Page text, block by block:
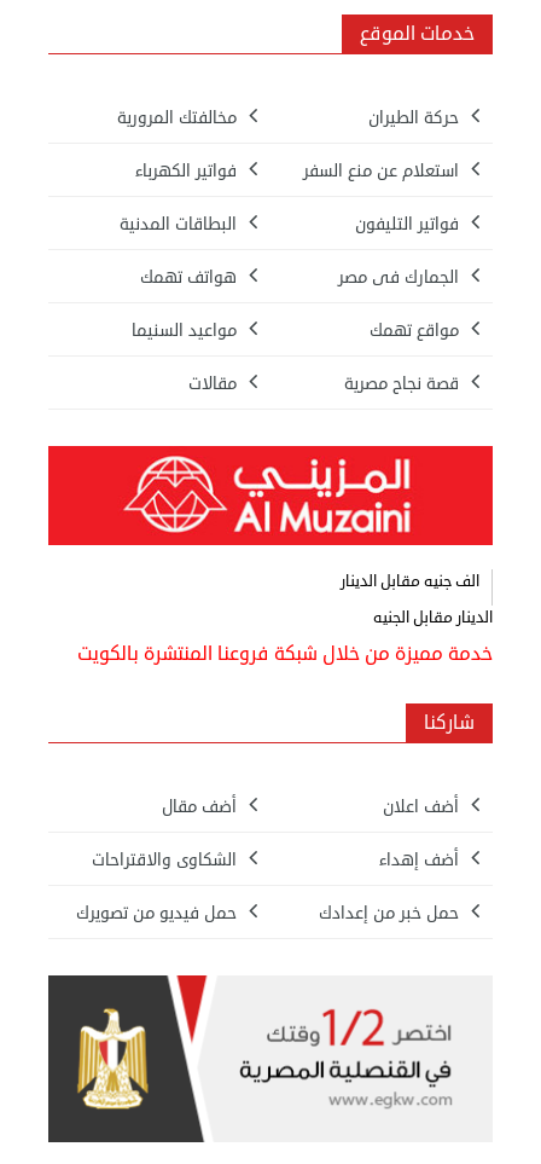
خدمات الموقع
حركة الطيران مخالفتك المرورية
استعلام عن منع السفر فواتير الكهرباء
فواتير التليفون البطاقات المدنية
الجمارك فى مصر هواتف تهمك
مواقع تهمك مواعيد السنيما
قصة نجاح مصرية مقالات
الف جنيه مقابل الدينار
الدينار مقابل الجنيه
خدمة مميزة من خلال شبكة فروعنا المنتشرة بالكويت
شاركنا
أضف اعلان أضف مقال
أضف إهداء الشكاوى والاقتراحات
حمل خبر من إعدادك حمل فيديو من تصويرك